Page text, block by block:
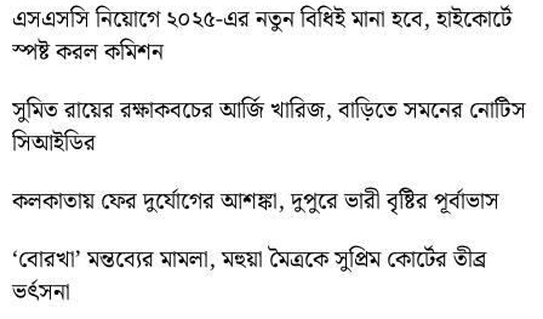
এসএসসি নিয়োগে ২০২৫-এর নতুন বিধিই মানা হবে, হাইকোর্টে
স্পষ্ট করল কমিশন
সুমিত রায়ের রক্ষাকবচের আর্জি খারিজ, বাড়িতে সমনের নোটিস
সিআইডির
কলকাতায় ফের দুর্যোগের আশঙ্কা, দুপুরে ভারী বৃষ্টির পূর্বাভাস
‘বোরখা’ মন্তব্যের মামলা, মহুয়া মৈত্রকে সুপ্রিম কোর্টের তীব্র
ভর্ৎসনা